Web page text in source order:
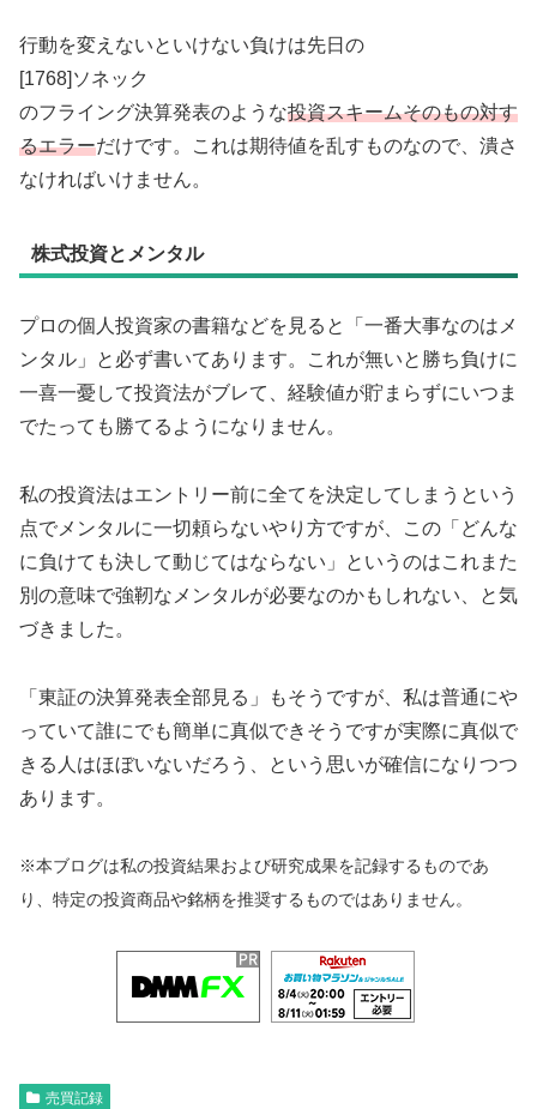
行動を変えないといけない負けは先日の
[1768]ソネック
のフライング決算発表のような投資スキームそのもの対す
るエラーだけです。これは期待値を乱すものなので、潰さ
なければいけません。
株式投資とメンタル
プロの個人投資家の書籍などを見ると「一番大事なのはメ
ンタル」と必ず書いてあります。これが無いと勝ち負けに
一喜一憂して投資法がブレて、経験値が貯まらずにいつま
でたっても勝てるようになりません。
私の投資法はエントリー前に全てを決定してしまうという
点でメンタルに一切頼らないやり方ですが、この「どんな
に負けても決して動じてはならない」というのはこれまた
別の意味で強靭なメンタルが必要なのかもしれない、と気
づきました。
「東証の決算発表全部見る」もそうですが、私は普通にや
っていて誰にでも簡単に真似できそうですが実際に真似で
きる人はほぼいないだろう、という思いが確信になりつつ
あります。
※本ブログは私の投資結果および研究成果を記録するものであ
り、特定の投資商品や銘柄を推奨するものではありません。
売買記録